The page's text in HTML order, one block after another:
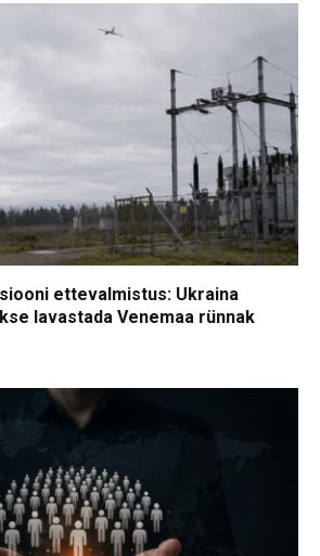
ettevalmistus: Ukraina
lavastada Venemaa rünnak